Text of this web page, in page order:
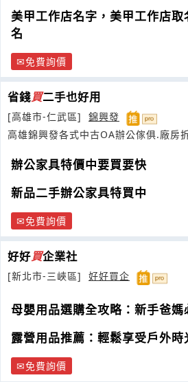
美甲工作店名字，美甲工作店
名
免費詢價
省錢買二手也好用
[高雄市-仁武區]
錦興發
高雄錦興發各式中古OA辦公傢俱.廠房
辦公家具特價中要買要快
新品二手辦公家具特買中
免費詢價
好好買企業社
[新北市-三峽區] 好好買企
母嬰用品選購全攻略：新手爸媽
露營用品推薦：輕鬆享受戶外時
免費詢價